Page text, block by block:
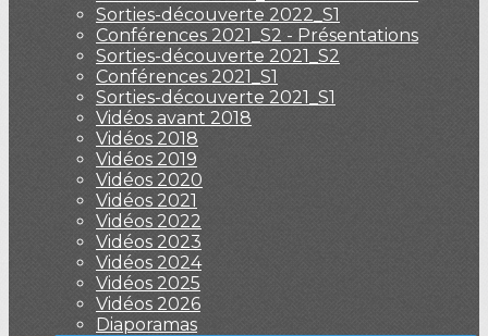
Sorties-découverte 2022_S1
Conférences 2021_S2 - Présentations
Sorties-découverte 2021_S2
Conférences 2021_S1
Sorties-découverte 2021_S1
Vidéos avant 2018
Vidéos 2018
Vidéos 2019
Vidéos 2020
Vidéos 2021
Vidéos 2022
Vidéos 2023
Vidéos 2024
Vidéos 2025
Vidéos 2026
Diaporamas